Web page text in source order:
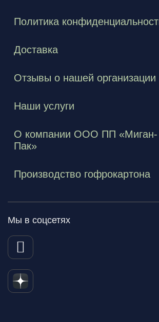
Политика
Доставка
Отзывы о нашей организации
Наши услуги
О компании ООО ПП «Миган-
Пак»
Производство гофрокартона
Мы в соцсетях